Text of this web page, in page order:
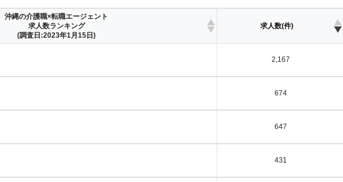
沖縄の介護職×転職エージェント
求人数ランキング
(調査日:2023年1月15日)
求人数(件)
2,167
674
647
431